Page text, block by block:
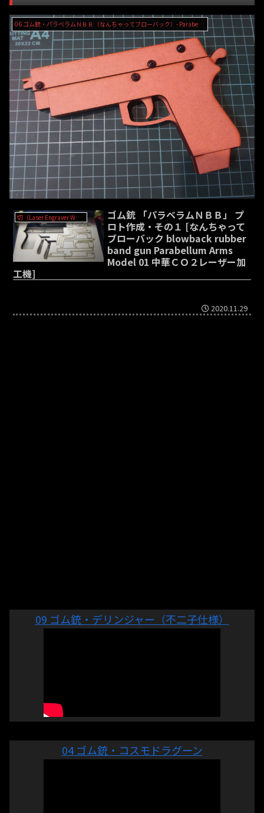
06 ゴム銃・パラベラムＮＢＢ（なんちゃってブローバック）- Parabellum Arms Mod. 1
切（Laser Engraver WER-3020?）
ゴム銃 「パラベラムＮＢＢ」 プ
ロト作成・その１ [なんちゃって
ブローバック blowback rubber
band gun Parabellum Arms
Model 01 中華ＣＯ２レーザー加
工機]
2020.11.29
09 ゴム銃・デリンジャー（不二子仕様）
04 ゴム銃・コスモドラグーン